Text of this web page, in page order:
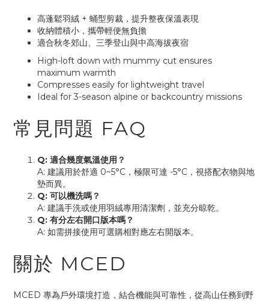
高蓬鬆羽絨 + 蛹型剪裁，提升整夜保溫表現
收納體積小，攜帶輕便無負擔
適合秋冬郊山、三季登山與中高海拔夜宿
High-loft down with mummy cut ensures
maximum warmth
Compresses easily for lightweight travel
Ideal for 3-season alpine or backcountry missions
常見問題 FAQ
Q: 適合幾度氣溫使用？
A: 建議用於舒適 0~5°C，極限可達 -5°C，視搭配衣物與地
墊而異。
Q: 可以機洗嗎？
A: 建議手洗或使用羽絨專用清潔劑，並充分晾乾。
Q: 有分左右開口版本嗎？
A: 如需拼接使用可選購相對應左右開版本。
關於 MCED
MCED 專為戶外環境打造，結合機能與可靠性，從高山任務到野